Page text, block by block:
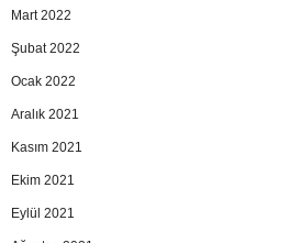
Mart 2022
Şubat 2022
Ocak 2022
Aralık 2021
Kasım 2021
Ekim 2021
Eylül 2021